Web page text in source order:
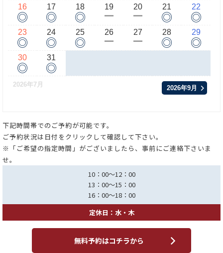
16
◎
17
◎
18
◎
19
ー
20
ー
21
◎
22
◎
23
◎
24
◎
25
◎
26
ー
27
ー
28
◎
29
◎
30
◎
31
◎
2026年7月 2026年9月
下記時間帯でのご予約が可能です。
ご予約状況は日付をクリックして確認して下さい。
※「ご希望の指定時間」がございましたら、事前にご連絡下さいま
せ。
10：00～12：00
13：00～15：00
16：00～18：00
定休日：水・木
無料予約はコチラから